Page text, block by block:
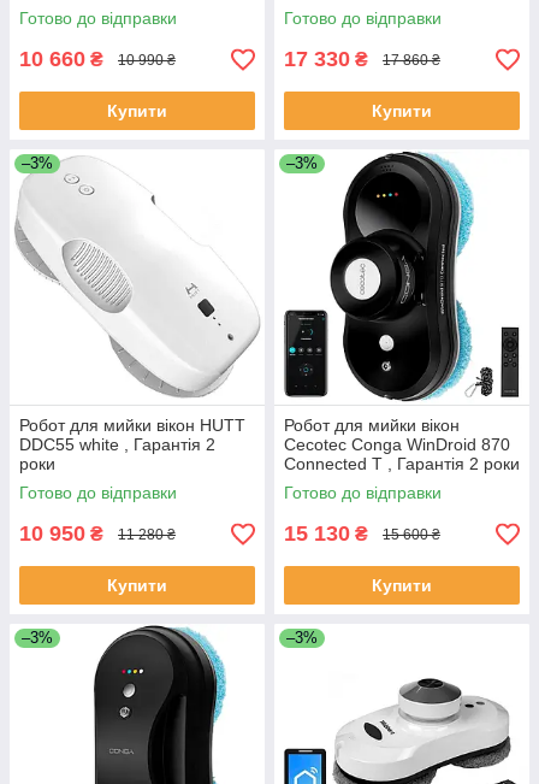
Готово до відправки
10 660 ₴ 10 990 ₴
Купити
Готово до відправки
17 330 ₴ 17 860 ₴
Купити
–3%
Робот для мийки вікон HUTT
DDC55 white , Гарантія 2
роки
Готово до відправки
10 950 ₴ 11 280 ₴
Купити
–3%
Робот для мийки вікон
Cecotec Conga WinDroid 870
Connected T , Гарантія 2 роки
Готово до відправки
15 130 ₴ 15 600 ₴
Купити
–3% –3%